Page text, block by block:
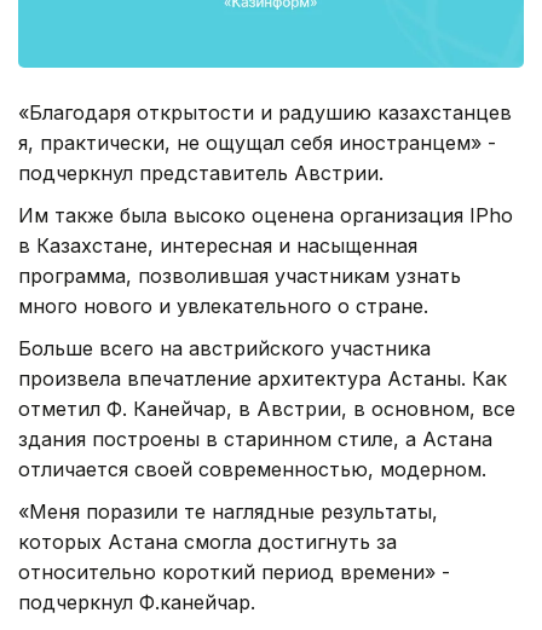
«Благодаря открытости и радушию казахстанцев
я, практически, не ощущал себя иностранцем» -
подчеркнул представитель Австрии.
Им также была высоко оценена организация IPho
в Казахстане, интересная и насыщенная
программа, позволившая участникам узнать
много нового и увлекательного о стране.
Больше всего на австрийского участника
произвела впечатление архитектура Астаны. Как
отметил Ф. Канейчар, в Австрии, в основном, все
здания построены в старинном стиле, а Астана
отличается своей современностью, модерном.
«Меня поразили те наглядные результаты,
которых Астана смогла достигнуть за
относительно короткий период времени» -
подчеркнул Ф.канейчар.